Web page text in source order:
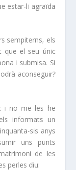
estar-li agraïda
sempiterns, els
que el seu únic
i submisa. Si
aconseguir?
i no me les he
informats un
sis anys
uns punts
de les
perles diu: